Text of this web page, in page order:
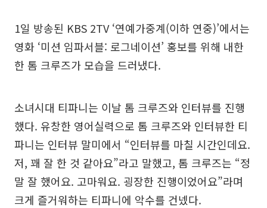
1일 방송된 KBS 2TV ‘연예가중계(이하 연중)’에서는
영화 ‘미션 임파서블: 로그네이션’ 홍보를 위해 내한
한 톰 크루즈가 모습을 드러냈다.
소녀시대 티파니는 이날 톰 크루즈와 인터뷰를 진행
했다. 유창한 영어실력으로 톰 크루즈와 인터뷰한 티
파니는 인터뷰 말미에서 “인터뷰를 마칠 시간인데요.
저, 꽤 잘 한 것 같아요”라고 말했고, 톰 크루즈는 “정
말 잘 했어요. 고마워요. 굉장한 진행이었어요”라며
크게 즐거워하는 티파니에 악수를 건넸다.